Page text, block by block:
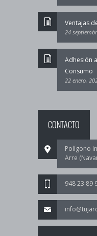
Ventajas
24
Adhesión
Consumo
22 enero,
CONTACTO
Polígono
Arre
948 23 89